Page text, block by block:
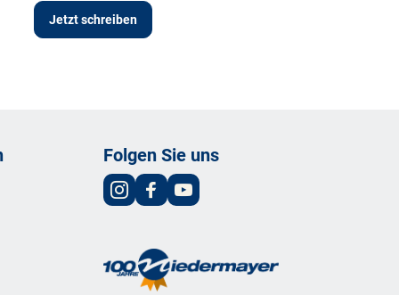
Jetzt schreiben
Folgen Sie uns